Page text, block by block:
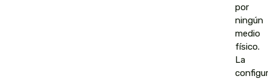
por
ningún
medio
físico.
La